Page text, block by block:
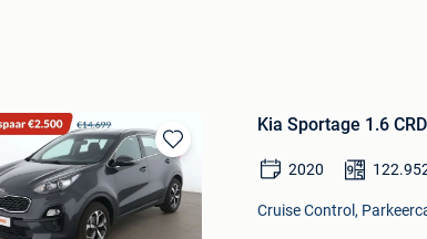
Bewaren
in
Mijn
Favorieten
Kia Sportage 1.6
2020
Cruise Control,